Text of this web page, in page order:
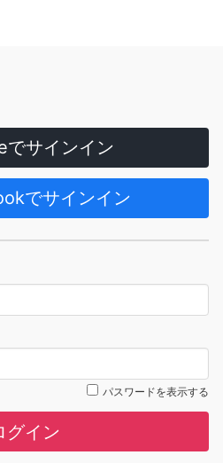
でサインイン
でサインイン
パスワードを表示する
グイン